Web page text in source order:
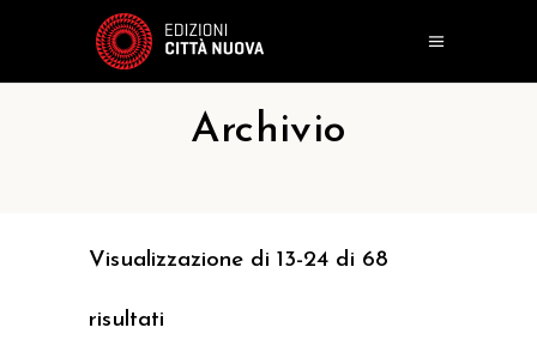
Archivio
Visualizzazione di 13-24 di 68
risultati